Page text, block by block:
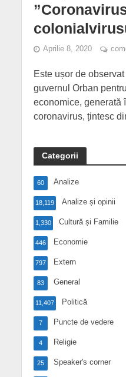
Aprilie 8, 2020
Este ușor de
guvernul Orban
economice, generată
coronavirus, țintesc
Categorii
Analize
60
Analize și opinii
18,119
Cultură și Familie
1,330
Economie
446
Extern
797
General
83
Politică
11,407
Puncte de vedere
7
Religie
4
Speaker's corner
25